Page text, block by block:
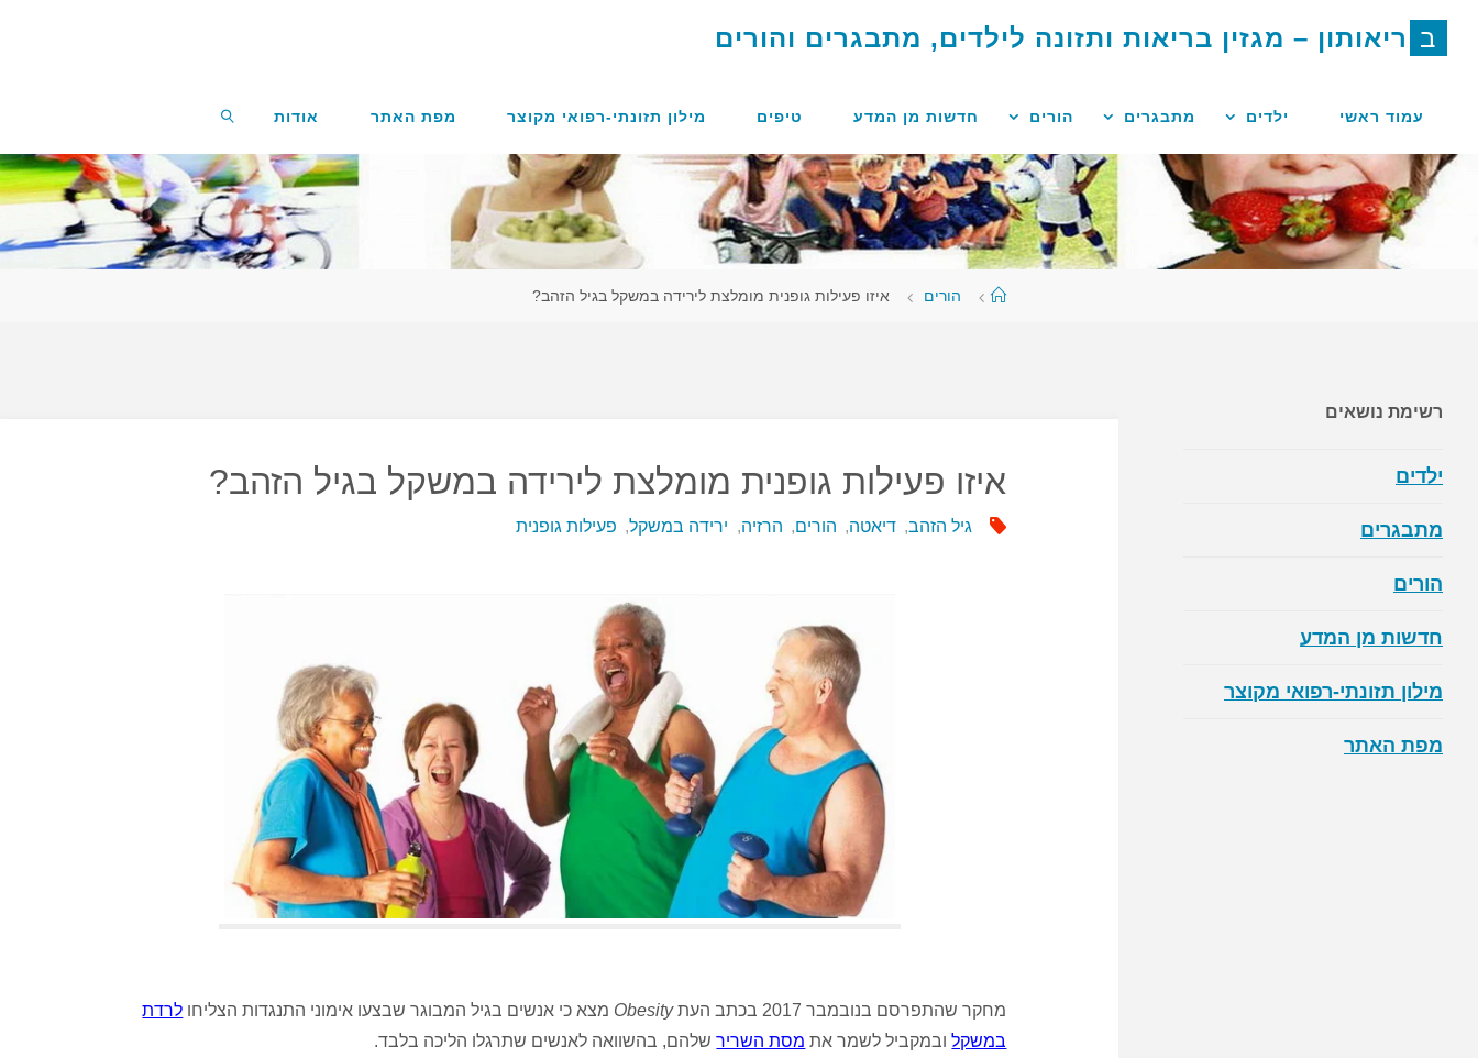
ב ריאותון – מגזין בריאות ותזונה לילדים, מתבגרים והורים
עמוד ראשי ילדים מתבגרים הורים חדשות מן המדע טיפים מילון תזונתי-רפואי מקוצר מפת האתר אודות
חפשו
עמודהורים איזו פעילות גופנית מומלצת לירידה במשקל בגיל הזהב?
איזו פעילות גופנית מומלצת לירידה במשקל בגיל הזהב?
גיל הזהב, דיאטה, הורים, הרזיה, ירידה במשקל, פעילות גופנית
מחקר שהתפרסם בנובמבר 2017 בכתב העת Obesity מצא כי אנשים בגיל המבוגר שבצעו אימוני התנגדות הצליחו לרדת
במשקלובמקביל לשמר את מסת השרירשלהם, בהשוואה לאנשים שתרגלו הליכה בלבד.
רשימת נושאים
ילדים
מתבגרים
הורים
חדשות מן המדע
מילון תזונתי-רפואי מקוצר
מפת האתר